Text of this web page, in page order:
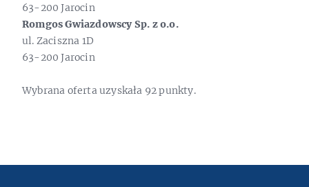
63-200 Jarocin
Romgos Gwiazdowscy Sp. z o.o.
ul. Zaciszna 1D
63-200 Jarocin
Wybrana oferta uzyskała 92 punkty.